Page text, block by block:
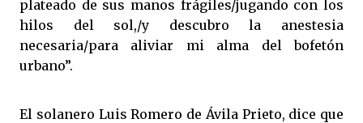
plateado de sus manos frágiles/jugando con los
hilos del sol,/y descubro la anestesia
necesaria/para aliviar mi alma del bofetón
urbano”.
El solanero Luis Romero de Ávila Prieto, dice que